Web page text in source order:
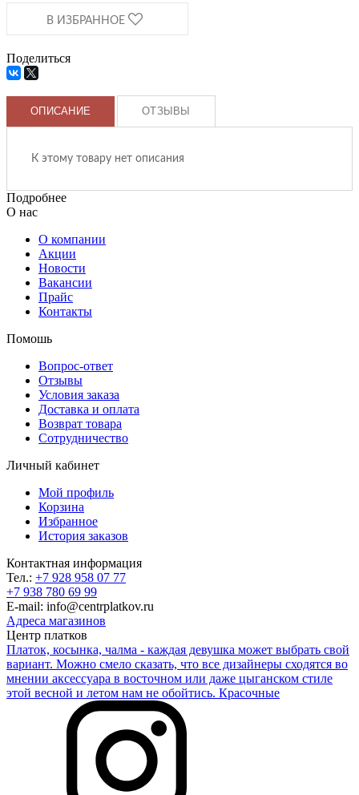
В ИЗБРАННОЕ
Поделиться
ОПИСАНИЕ ОТЗЫВЫ
К этому товару нет описания
Подробнее
О нас
О компании
Акции
Новости
Вакансии
Прайс
Контакты
Помошь
Вопрос-ответ
Отзывы
Условия заказа
Доставка и оплата
Возврат товара
Сотрудничество
Личный кабинет
Мой профиль
Корзина
Избранное
История заказов
Контактная информация
Тел.: +7 928 958 07 77
+7 938 780 69 99
E-mail: info@centrplatkov.ru
Адреса магазинов
Центр платков
Платок, косынка, чалма - каждая девушка может выбрать свой
вариант. Можно смело сказать, что все дизайнеры сходятся во
мнении аксессуара в восточном или даже цыганском стиле
этой весной и летом нам не обойтись. Красочные